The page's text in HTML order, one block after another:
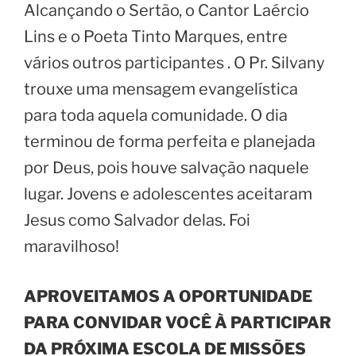
Alcançando o Sertão, o Cantor Laércio
Lins e o Poeta Tinto Marques, entre
vários outros participantes . O Pr. Silvany
trouxe uma mensagem evangelística
para toda aquela comunidade. O dia
terminou de forma perfeita e planejada
por Deus, pois houve salvação naquele
lugar. Jovens e adolescentes aceitaram
Jesus como Salvador delas. Foi
maravilhoso!
APROVEITAMOS A OPORTUNIDADE
PARA CONVIDAR VOCÊ À PARTICIPAR
DA PRÓXIMA ESCOLA DE MISSÕES